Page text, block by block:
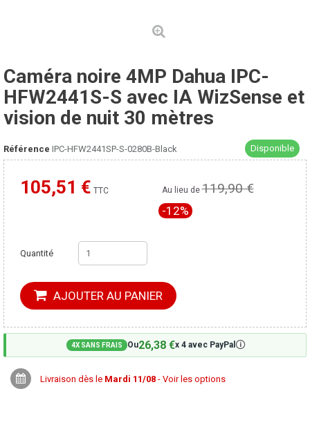
Caméra noire 4MP Dahua IPC-
HFW2441S-S avec IA WizSense et
vision de nuit 30 mètres
Référence IPC-HFW2441SP-S-0280B-Black Disponible
105,51 € TTC
Moins cher ailleurs ? Au lieu de119,90 €
-12%
Quantité
AJOUTER AU PANIER
4X SANS FRAIS Ou26,38 €x 4 avec PayPal 🛈
Livraison dès le Mardi 11/08 - Voir les options